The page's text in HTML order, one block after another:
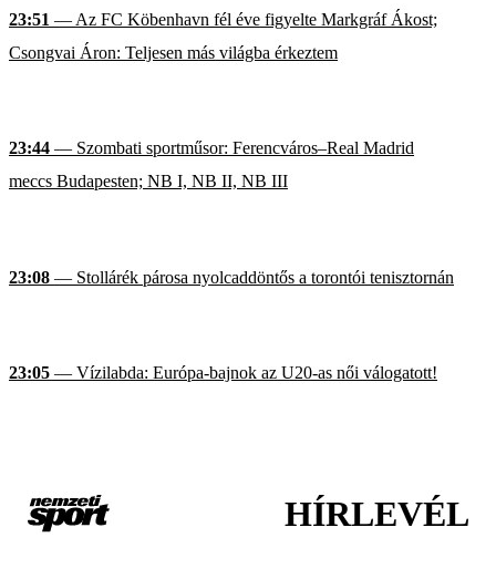
23:51 — Az FC Köbenhavn fél éve figyelte Markgráf Ákost;
Csongvai Áron: Teljesen más világba érkeztem
23:44 — Szombati sportműsor: Ferencváros–Real Madrid
meccs Budapesten; NB I, NB II, NB III
23:08 — Stollárék párosa nyolcaddöntős a torontói tenisztornán
23:05 — Vízilabda: Európa-bajnok az U20-as női válogatott!
HÍRLEVÉL